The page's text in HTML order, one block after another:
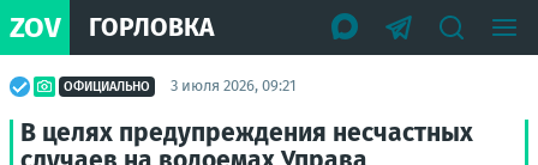
ZOV ГОРЛОВКА
ОФИЦИАЛЬНО 3 июля 2026, 09:21
В целях предупреждения несчастных